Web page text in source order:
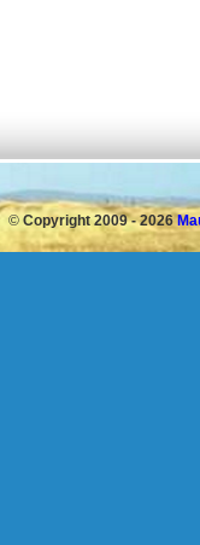
© Copyright 2009 - 2026